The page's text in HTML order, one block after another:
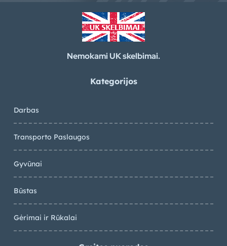
Nemokami UK skelbimai.
Kategorijos
Darbas
Transporto Paslaugos
Gyvūnai
Būstas
Gėrimai ir Rūkalai